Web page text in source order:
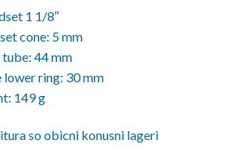
1 1/8″
cone: 5 mm
44 mm
lower ring: 30 mm
149 g
so obicni konusni lageri